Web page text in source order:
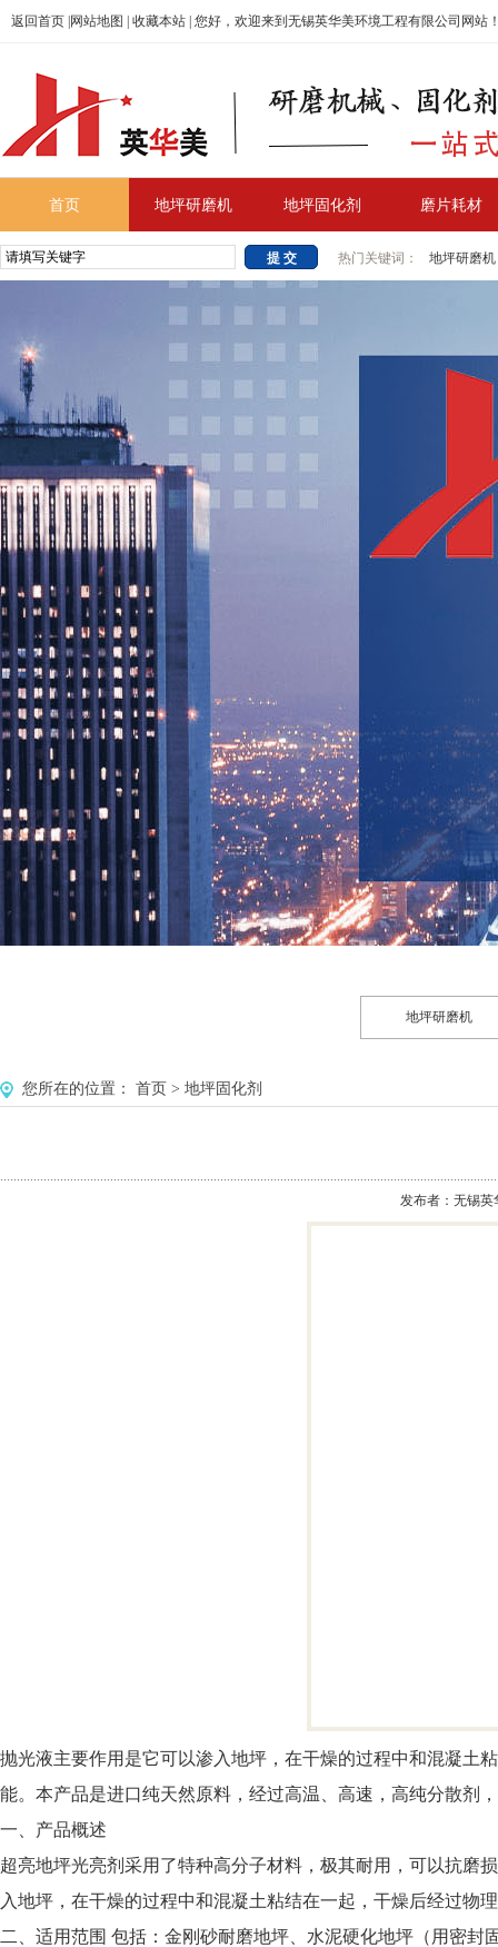
返回首页 网站地图 收藏本站 | 您好，欢迎来到无锡英华美环境工程有限公司网站
首页 地坪研磨机 地坪固化剂 磨片耗材
热门关键词： 地坪研磨机
地坪研磨机
您所在的位置： 首页 > 地坪固化剂
发布者：无锡英
抛光液主要作用是它可以渗入地坪，在干燥的过程中和混凝土
能。本产品是进口纯天然原料，经过高温、高速，高纯分散剂
一、产品概述
超亮地坪光亮剂采用了特种高分子材料，极其耐用，可以抗磨
入地坪，在干燥的过程中和混凝土粘结在一起，干燥后经过物
二、适用范围 包括：金刚砂耐磨地坪、水泥硬化地坪（用密